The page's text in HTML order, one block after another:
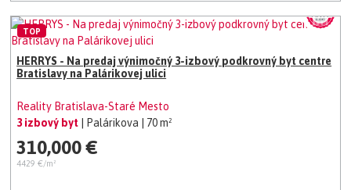
HERRYS - Na predaj výnimočný 3-izbový podkrovný byt centre
Bratislavy na Palárikovej ulici
Reality Bratislava-Staré Mesto
3 izbový byt
| Palárikova | 70 m²
310,000 €
4429 €/m²
TOP